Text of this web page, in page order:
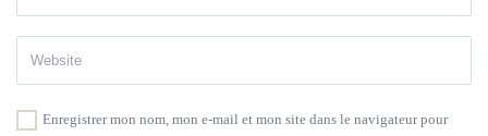
Enregistrer mon nom, mon e-mail et mon site dans le navigateur pour